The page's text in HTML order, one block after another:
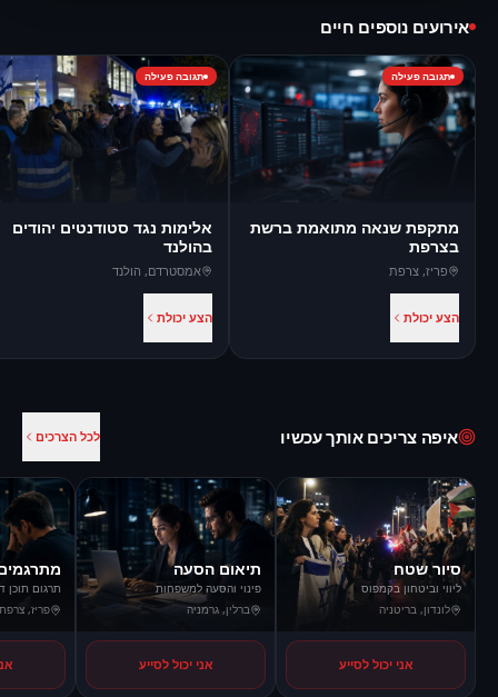
אירועים נוספים חיים
תגובה פעילה
מתקפת שנאה מתואמת ברשת
בצרפת
פריז, צרפת
הצע יכולת
תגובה פעילה
אלימות נגד סטודנטים יהודים
בהולנד
אמסטרדם, הולנד
הצע יכולת
איפה צריכים אותך עכשיו לכל הצרכים
סיור שטח
ליווי וביטחון בקמפוס
לונדון, בריטניה
אני יכול לסייע
תיאום הסעה
פינוי והסעה למשפחות
ברלין, גרמניה
אני יכול לסייע
תרגום תוכן
פריז, צרפת